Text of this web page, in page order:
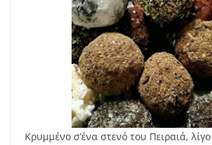
Κρυμμένο σ’ένα στενό του Πειραιά,